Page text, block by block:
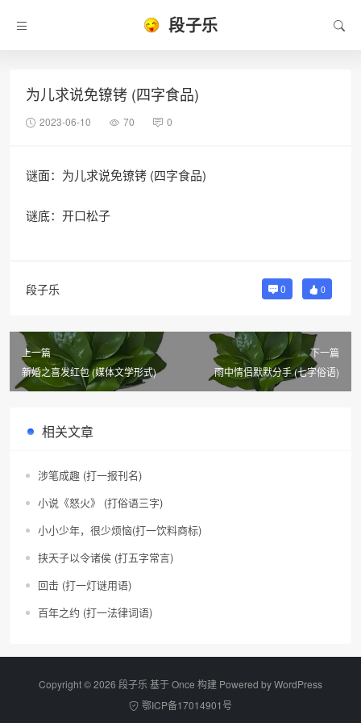
段子乐
为儿求说免镣铐 (四字食品)
2023-06-10 70 0
谜面：为儿求说免镣铐 (四字食品)
谜底：开口松子
段子乐 0 0
上一篇
新婚之喜发红包 (媒体文学形式)
下一篇
雨中情侣默默分手 (七字俗语)
相关文章
涉笔成趣 (打一报刊名)
小说《怒火》 (打俗语三字)
小小少年，很少烦恼(打一饮料商标)
挟天子以令诸侯 (打五字常言)
回击 (打一灯谜用语)
百年之约 (打一法律词语)
Copyright © 2026 段子乐 基于 Once 构建 Powered byWordPress
鄂ICP备17014901号